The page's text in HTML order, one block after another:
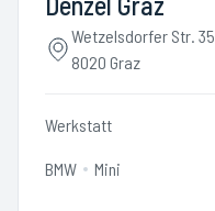
Wetzelsdorfer Str. 35
8020 Graz
Werkstatt
BMW Mini